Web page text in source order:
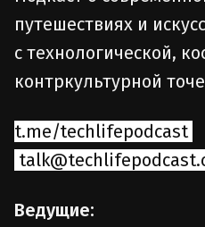
путешествиях и
с технологической,
контркультурной
t.me/techlifepodcast
Ведущие: